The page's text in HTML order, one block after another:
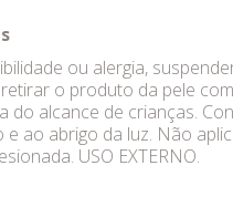
ou alergia,
o produto da pele com
do alcance de crianças.
e ao abrigo da luz. Não
USO EXTERNO.